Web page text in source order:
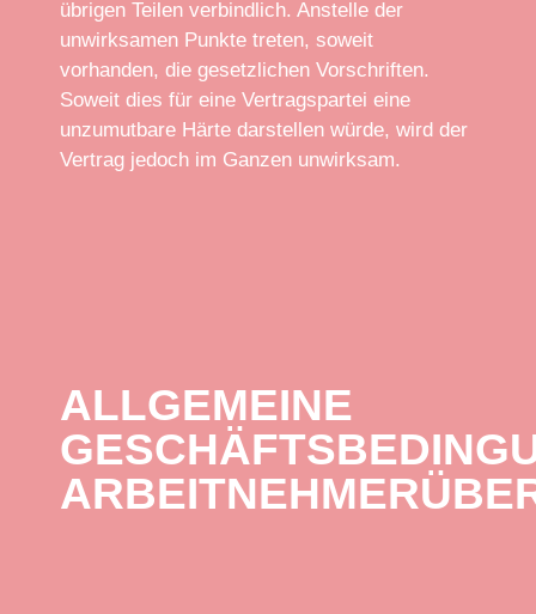
übrigen Teilen verbindlich. Anstelle der
unwirksamen Punkte treten, soweit
vorhanden, die gesetzlichen Vorschriften.
Soweit dies für eine Vertragspartei eine
unzumutbare Härte darstellen würde, wird der
Vertrag jedoch im Ganzen unwirksam.
ALLGEMEINE